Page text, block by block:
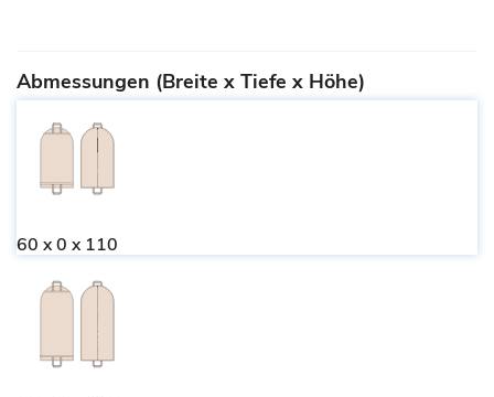
Abmessungen (Breite x Tiefe x Höhe)
60 x 0 x 110